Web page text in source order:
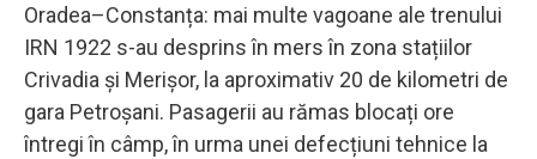
Oradea–Constanța: mai multe vagoane ale trenului
IRN 1922 s-au desprins în mers în zona stațiilor
Crivadia și Merișor, la aproximativ 20 de kilometri de
gara Petroșani. Pasagerii au rămas blocați ore
întregi în câmp, în urma unei defecțiuni tehnice la